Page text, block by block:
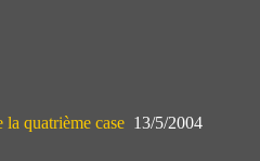
la quatrième case 13/5/2004